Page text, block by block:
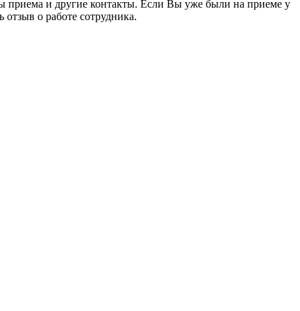
приема и другие контакты. Если Вы уже были на приеме у
о работе сотрудника.